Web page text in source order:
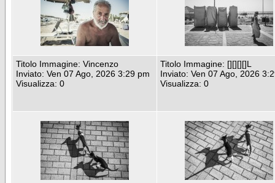
Titolo Immagine: Vincenzo
Inviato: Ven 07 Ago, 2026 3:29 pm
Visualizza: 0
Titolo Immagine: [][][][]L
Inviato: Ven 07 Ago, 2026
Visualizza: 0